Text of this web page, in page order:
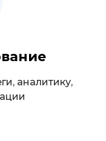
аналитику,